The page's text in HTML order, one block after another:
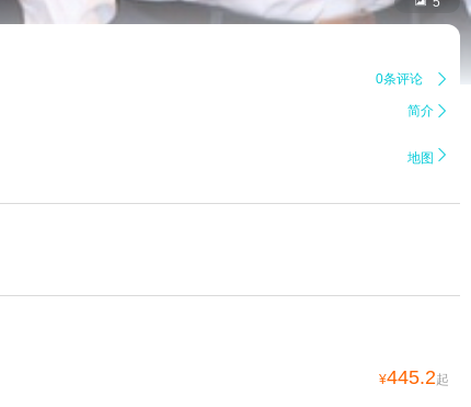
0条评论 
简介 
地图 
¥445.2起